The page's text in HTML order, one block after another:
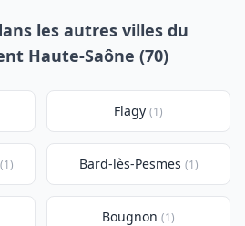
les autres villes du
Haute-Saône (70)
Flagy (1)
(1) Bard-lès-Pesmes (1)
Bougnon (1)